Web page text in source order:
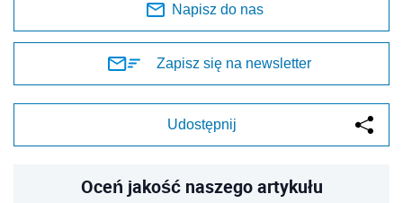
Napisz do nas
Zapisz się na newsletter
Udostępnij
Oceń jakość naszego artykułu